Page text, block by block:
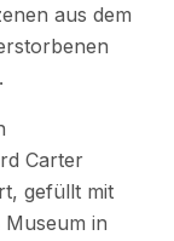
aus dem
Carter
gefüllt mit
in